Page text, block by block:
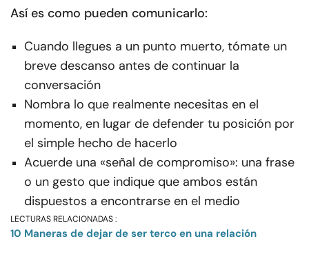
Así es como pueden comunicarlo:
Cuando llegues a un punto muerto, tómate un
breve descanso antes de continuar la
conversación
Nombra lo que realmente necesitas en el
momento, en lugar de defender tu posición por
el simple hecho de hacerlo
Acuerde una «señal de compromiso»: una frase
o un gesto que indique que ambos están
dispuestos a encontrarse en el medio
LECTURAS RELACIONADAS :
10 Maneras de dejar de ser terco en una relación